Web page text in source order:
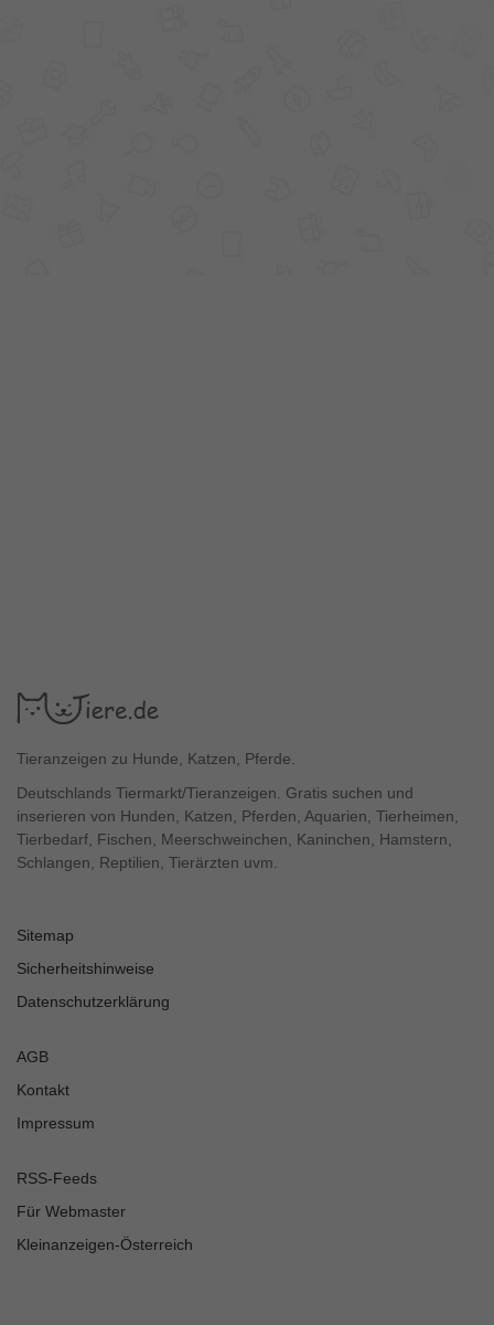
Tieranzeigen zu Hunde, Katzen, Pferde.
Deutschlands Tiermarkt/Tieranzeigen. Gratis suchen und
inserieren von Hunden, Katzen, Pferden, Aquarien, Tierheimen,
Tierbedarf, Fischen, Meerschweinchen, Kaninchen, Hamstern,
Schlangen, Reptilien, Tierärzten uvm.
Sitemap
Sicherheitshinweise
Datenschutzerklärung
AGB
Kontakt
Impressum
RSS-Feeds
Für Webmaster
Kleinanzeigen-Österreich